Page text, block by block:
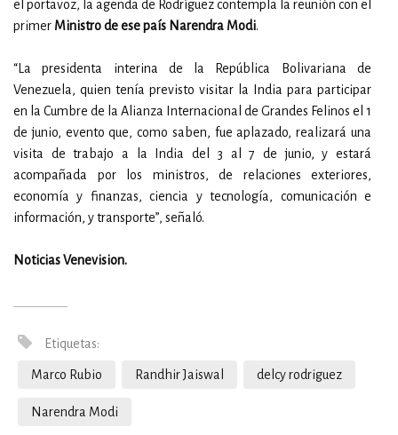
el portavoz, la agenda de Rodríguez contempla la reunión con el
primer Ministro de ese país Narendra Modi.
“La presidenta interina de la República Bolivariana de
Venezuela, quien tenía previsto visitar la India para participar
en la Cumbre de la Alianza Internacional de Grandes Felinos el 1
de junio, evento que, como saben, fue aplazado, realizará una
visita de trabajo a la India del 3 al 7 de junio, y estará
acompañada por los ministros, de relaciones exteriores,
economía y finanzas, ciencia y tecnología, comunicación e
información, y transporte”, señaló.
Noticias Venevision.
Etiquetas:
Marco Rubio Randhir Jaiswal delcy rodriguez
Narendra Modi